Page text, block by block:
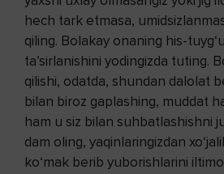
hech tark etmasa,
qiling. Bolakay onaning his-
ta’sirlanishini yodingizda tuting.
qilishi, odatda, shundan dalolat
bilan biroz gaplashing, muddat
ham u siz bilan suhbatlashishni
dam oling, yaqinlaringizdan
ko‘mak berib yuborishlarini